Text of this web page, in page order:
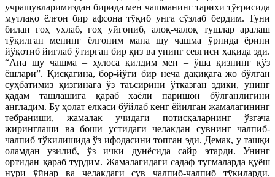
учрашувларимиздан бирида мен чашманинг тарихи тўғрисида
мутлақо ёлғон бир афсона тўқиб унга сўзлаб бердим. Туни
билан гоҳ ухлаб, гоҳ уйғониб, алоқ-чалоқ тушлар аралаш
тўқилган менинг ёлғоним мана шу чашма ўрнида ёрини
йўқотиб йиғлаб ўтирган бир қиз ва унинг севгиси ҳақида эди.
“Ана шу чашма – хулоса қилдим мен – ўша қизнинг кўз
ёшлари”. Қисқагина, бор-йўғи бир неча дақиқага жо бўлган
суҳбатимиз қизгинага ўз таъсирини ўтказган эдики, унинг
қадам ташлашига қараб хаёли паришон бўлганлигини
англадим. Бу ҳолат елкаси бўйлаб кенг ёйилган жамалагининг
тебраниши, жамалак учидаги потисқаларнинг ўзгача
жиринглаши ва боши устидаги челакдан сувнинг чалпиб-
чалпиб тўкилишида ўз ифодасини топган эди. Демак, у ташқи
оламдан узилиб, ўз ички дунёсида сайр этарди. Унинг
ортидан қараб турдим. Жамалагидаги садаф тугмаларда қуёш
нури ўйнар ва челакдаги сув чалпиб-чалпиб тўкиларди.